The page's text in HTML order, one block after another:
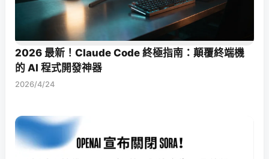
2026 最新！Claude Code 終極指南：顛覆終端機
的 AI 程式開發神器
2026/4/24